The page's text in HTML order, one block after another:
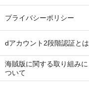
プライバシーポリシー
dアカウント2段階認証とは
海賊版に関する取り組みに
ついて